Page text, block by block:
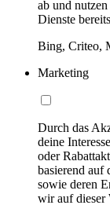
ab und
Dienste
Bing, Criteo,
Marketing
Durch das
deine
oder
basierend auf
sowie deren
wir auf dieser